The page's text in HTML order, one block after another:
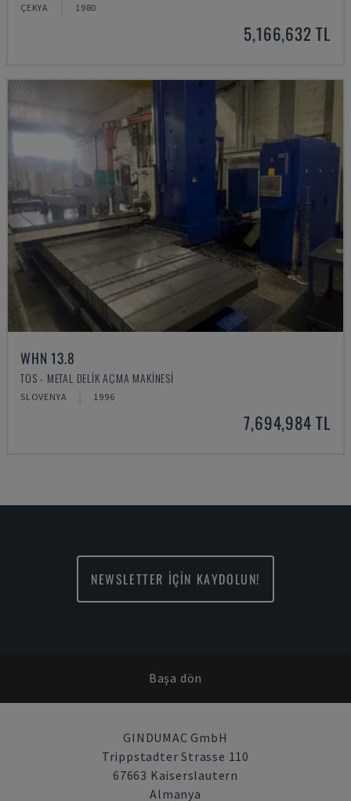
ÇEKYA 1980
5,166,632 TL
WHN 13.8
TOS - METAL DELIK AÇMA MAKINESI
SLOVENYA 1996
7,694,984 TL
NEWSLETTER İÇİN KAYDOLUN!
Başa dön
GINDUMAC GmbH
Trippstadter Strasse 110
67663 Kaiserslautern
Almanya